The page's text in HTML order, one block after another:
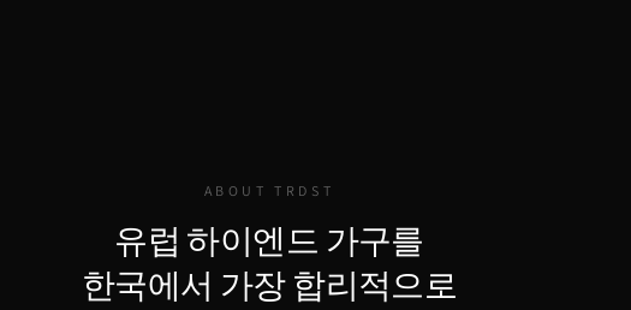
ABOUT TRDST
유럽 하이엔드 가구를
한국에서 가장 합리적으로